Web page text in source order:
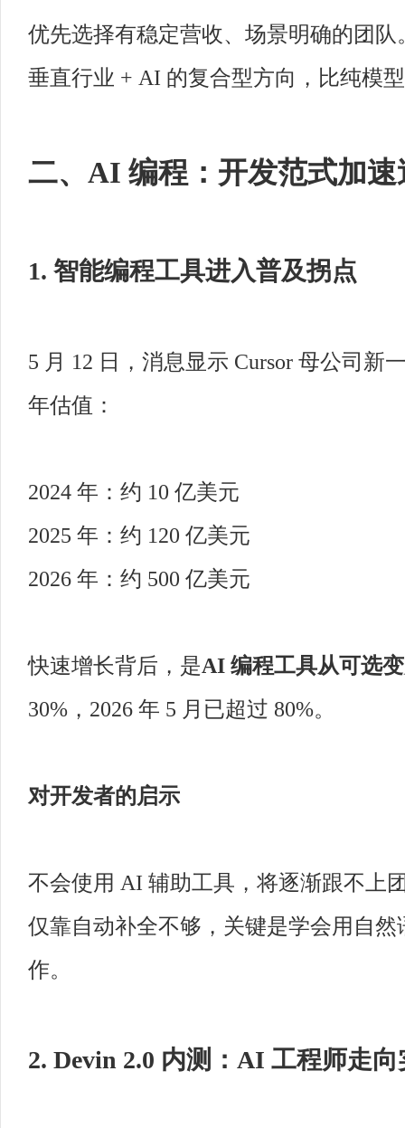
优先选择有稳定营收、场景明确的团队
垂直行业 + AI 的复合型方向，比纯模
二、AI 编程：开发范式加速
1. 智能编程工具进入普及拐点
5 月 12 日，消息显示 Cursor 母公司新
年估值：
2024 年：约 10 亿美元
2025 年：约 120 亿美元
2026 年：约 500 亿美元
快速增长背后，是AI 编程工具从可选
30%，2026 年 5 月已超过 80%。
对开发者的启示
不会使用 AI 辅助工具，将逐渐跟不上
仅靠自动补全不够，关键是学会用自
作。
2. Devin 2.0 内测：AI 工程师走向